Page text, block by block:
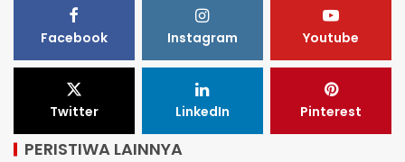
Facebook Instagram Youtube
Twitter LinkedIn Pinterest
PERISTIWA LAINNYA